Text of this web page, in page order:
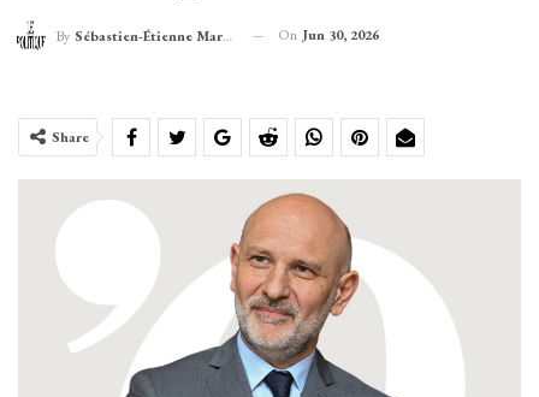
By Sébastien-Étienne Marechal On Jun 30, 2026
Share